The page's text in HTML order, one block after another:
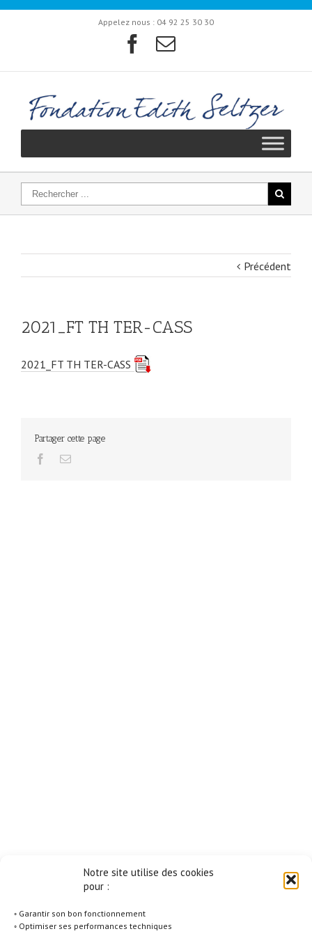
Notre site utilise des cookies
pour :
◦ Garantir son bon fonctionnement
◦ Optimiser ses performances techniques
Appelez nous : 04 92 25 30 30
Précédent
2021_FT TH TER-CASS
2021_FT TH TER-CASS
Partager cette page